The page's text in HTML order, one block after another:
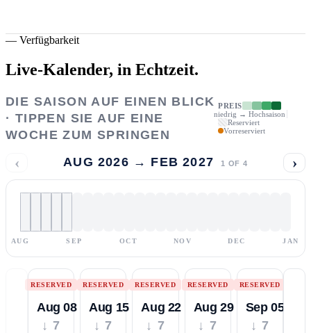
— Verfügbarkeit
Live-Kalender, in Echtzeit.
DIE SAISON AUF EINEN BLICK
· TIPPEN SIE AUF EINE
WOCHE ZUM SPRINGEN
PREIS
niedrig → Hochsaison
Reserviert
Vorreserviert
‹ AUG 2026 → FEB 2027 1 OF 4 ›
AUG SEP OCT NOV DEC JAN
RESERVED
Aug 08
↓ 7
RESERVED
Aug 15
↓ 7
RESERVED
Aug 22
↓ 7
RESERVED
Aug 29
↓ 7
RESERVED
Sep 05
↓ 7